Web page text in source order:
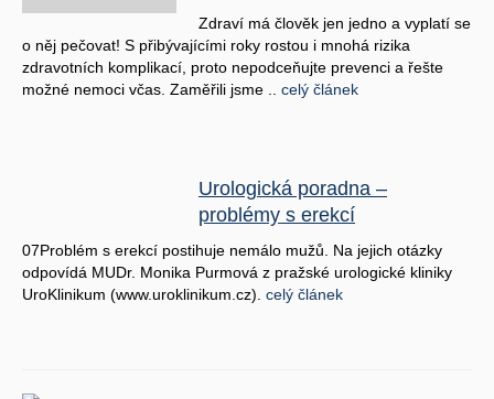
Zdraví má člověk jen jedno a vyplatí se
o něj pečovat! S přibývajícími roky rostou i mnohá rizika
zdravotních komplikací, proto nepodceňujte prevenci a řešte
možné nemoci včas. Zaměřili jsme .. celý článek
Urologická poradna –
problémy s erekcí
07Problém s erekcí postihuje nemálo mužů. Na jejich otázky
odpovídá MUDr. Monika Purmová z pražské urologické kliniky
UroKlinikum (www.uroklinikum.cz). celý článek